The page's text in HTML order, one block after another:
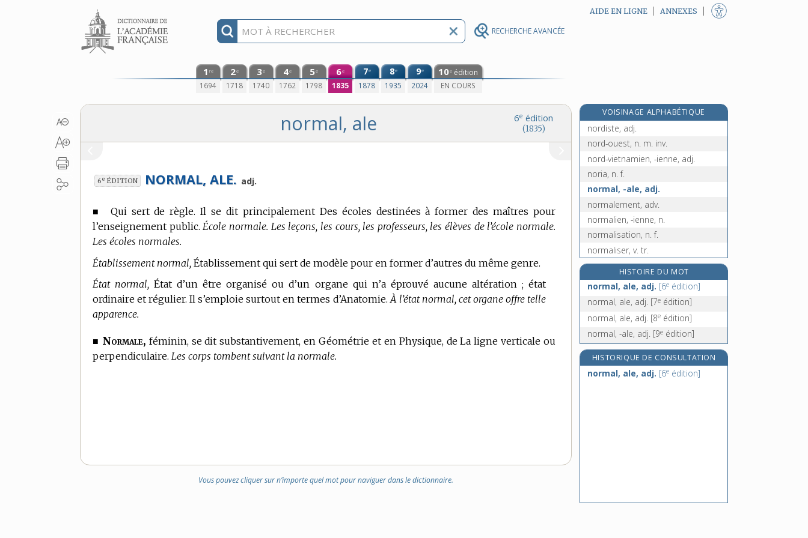
RECHERCHE AVANCÉE
Aller au contenu AIDE EN LIGNE ANNEXES
1 re
1694
2e
1718
3e
1740
4e
1762
5e
1798
6e
1835
7e
1878
8e
1935
9e
2024
10e édition
EN COURS
6e édition
(1835)
normal, ale
6e ÉDITION NORMAL, ALE. adj.
■ Qui sert de règle. Il se dit principalement Des écoles destinées à former des maîtres pour
l’enseignement public. École normale. Les leçons, les cours, les professeurs, les élèves de l’école normale.
Les écoles normales.
Établissement normal, Établissement qui sert de modèle pour en former d’autres du même genre.
État normal, État d’un être organisé ou d’un organe qui n’a éprouvé aucune altération ; état
ordinaire et régulier. Il s’emploie surtout entermes d’Anatomie. À l’état normal, cet organe offre telle
apparence.
■ Normale, féminin, se dit substantivement,en Géométrie et en Physique,de La ligne verticale ou
perpendiculaire. Les corps tombent suivant la normale.
Vous pouvez cliquer sur n’importe quel mot pour naviguer dans le dictionnaire.
VOISINAGE ALPHABÉTIQUE
nordir, v. intr.
nordiste, adj.
nord-ouest, n. m. inv.
nord-vietnamien, -ienne, adj.
noria, n. f.
normal, -ale, adj.
normalement, adv.
normalien, -ienne, n.
normalisation, n. f.
normaliser, v. tr.
normalité, n. f.
normand, -ande, adj. et n.
normatif, -ive, adj.
norme, n. f.
HISTOIRE DU MOT
normal, ale, adj. [6e édition]
normal, ale, adj. [7e édition]
normal, ale, adj. [8e édition]
normal, -ale, adj. [9e édition]
HISTORIQUE DE CONSULTATION
normal, ale, adj. [6e édition]